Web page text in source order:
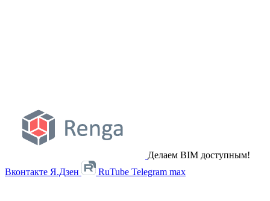
Делаем BIM доступным!
Вконтакте Я.Дзен RuTube Telegram max